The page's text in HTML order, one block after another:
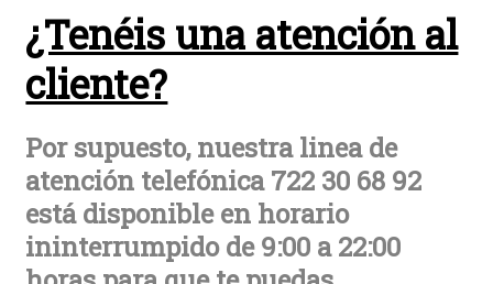
¿Tenéis una atención al
cliente?
Por supuesto, nuestra linea de
atención telefónica 722 30 68 92
está disponible en horario
ininterrumpido de 9:00 a 22:00